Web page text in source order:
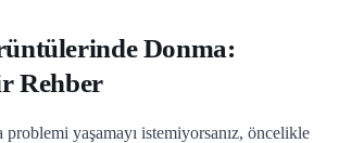
Donma:
Rehber
problemi yaşamayı istemiyorsanız, öncelikle